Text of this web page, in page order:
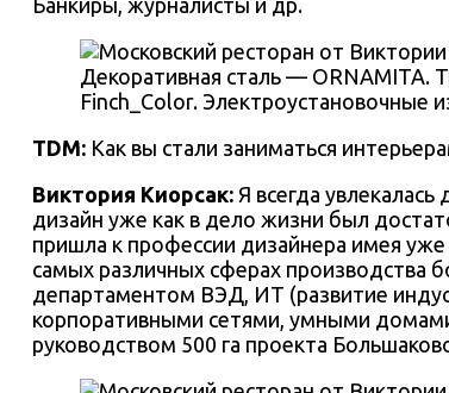
Банкиры, журналисты и др.
Декоративная сталь — ORNAMITA.
Finch_Color. Электроустановочные
TDM: Как вы стали заниматься
Виктория Киорсак: Я всегда
дизайн уже как в дело жизни был
пришла к профессии дизайнера имея
самых различных сферах производства
департаментом ВЭД, ИТ (развитие
корпоративными сетями, умными
руководством 500 га проекта